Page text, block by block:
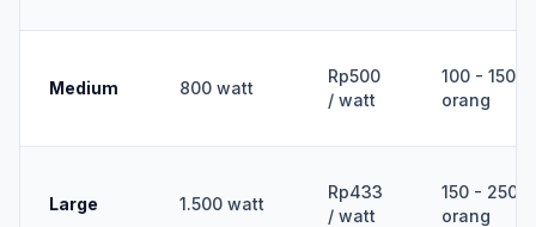
Medium 800 watt
Rp500
/ watt
100 - 150
orang
Large 1.500 watt
Rp433
/ watt
150 - 250
orang